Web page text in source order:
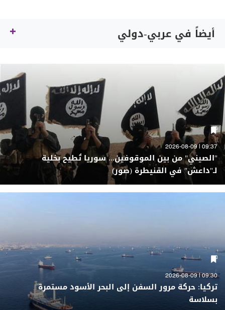
أيضاً في عربي-دولي
09:37 | 2026-08-09
"الصيني" من بين الموقوفين... سوريا تُطيح بخلية
لـ"داعش" في القنيطرة (صور)
09:30 | 2026-08-09
تركيا: حركة مرور السفن إلى البحر الأسود مستمرة
بسلاسة